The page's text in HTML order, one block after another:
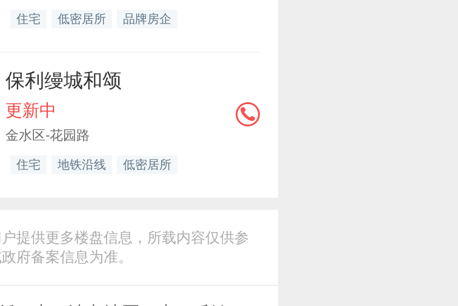
住宅 低密居所 品牌房企
保利缦城和颂
更新中
金水区-花园路
住宅 地铁沿线 低密居所
提供更多楼盘信息，所载内容仅供参
府备案信息为准。